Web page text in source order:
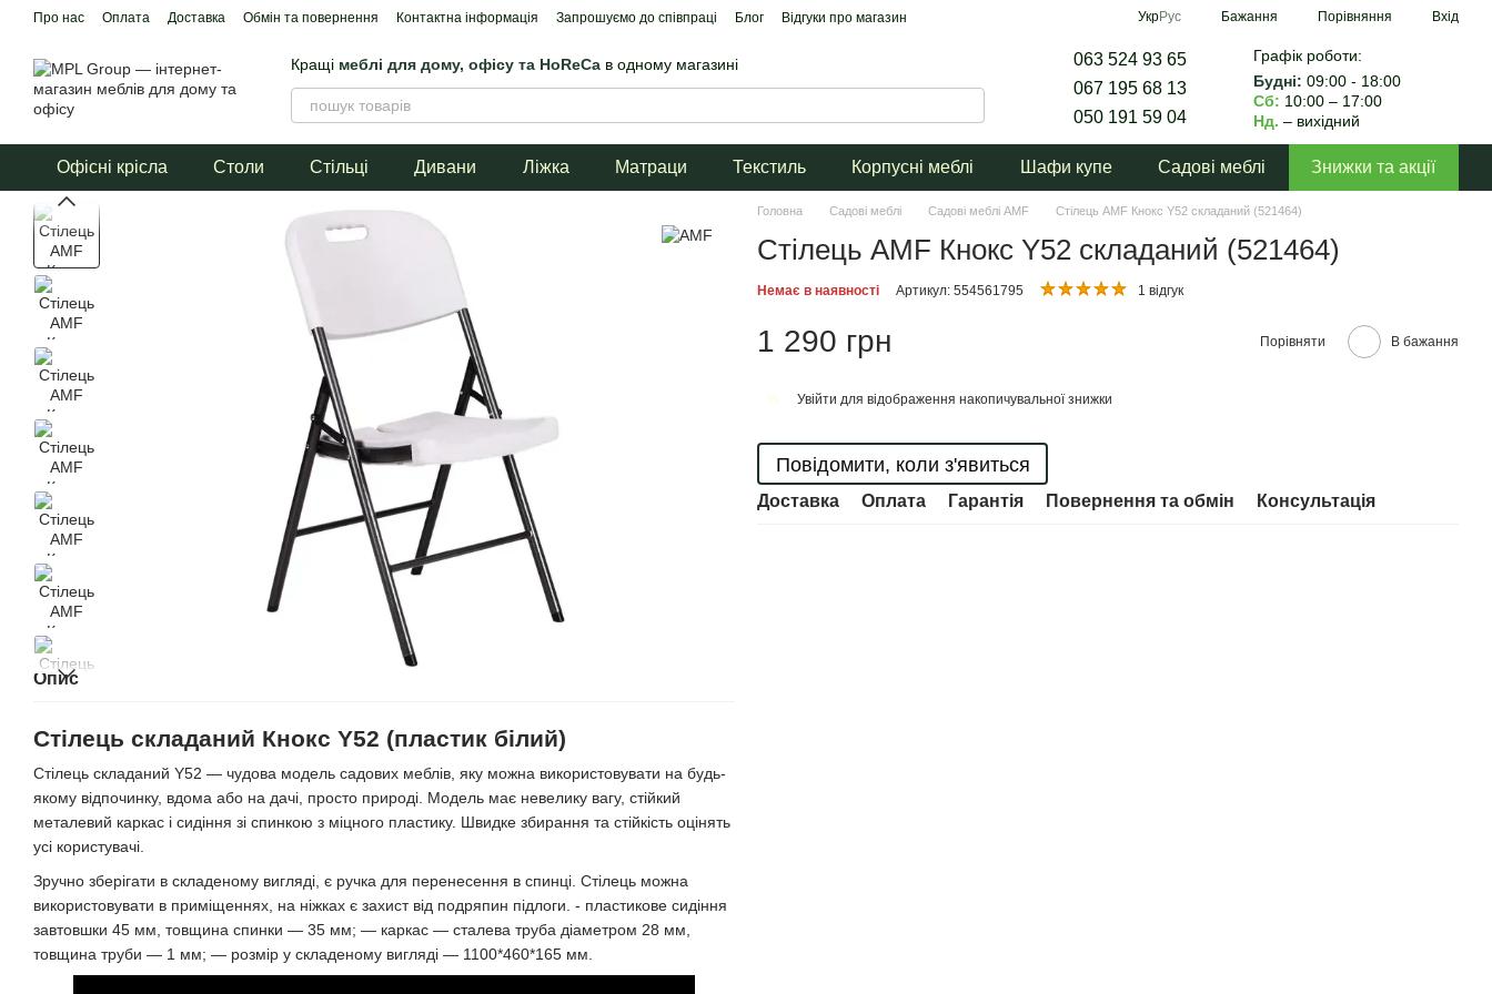
Перейти до основного контенту
Про нас Оплата Доставка Обмін та повернення Контактна інформація Запрошуємо до співпраці Блог Відгуки про магазин УкрРус Бажання Порівняння Вхід
Кращі меблі для дому, офісу та HoReCa в одному магазині
063 524 93 65
067 195 68 13
050 191 59 04
Графік роботи:
Будні: 09:00 - 18:00
Сб: 10:00 – 17:00
Нд. – вихідний
Офісні крісла Столи Стільці Дивани Ліжка Матраци Текстиль Корпусні меблі Шафи купе Садові меблі Знижки та акції
Опис
Стілець складаний Кнокс Y52 (пластик білий)
Стілець складаний Y52 — чудова модель садових меблів, яку можна використовувати на будь-
якому відпочинку, вдома або на дачі, просто природі. Модель має невелику вагу, стійкий
металевий каркас і сидіння зі спинкою з міцного пластику. Швидке збирання та стійкість оцінять
усі користувачі.
Зручно зберігати в складеному вигляді, є ручка для перенесення в спинці. Стілець можна
використовувати в приміщеннях, на ніжках є захист від подряпин підлоги. - пластикове сидіння
завтовшки 45 мм, товщина спинки — 35 мм; — каркас — сталева труба діаметром 28 мм,
товщина труби — 1 мм; — розмір у складеному вигляді — 1100*460*165 мм.
Головна Садові меблі Садові меблі AMF Стілець AMF Кнокс Y52 складаний (521464)
Стілець AMF Кнокс Y52 складаний (521464)
Немає в наявності Артикул: 554561795 1 відгук
1 290 грн Порівняти В бажання
% Увійти для відображення накопичувальної знижки
Повідомити, коли з'явиться
Доставка Оплата Гарантія Повернення та обмін Консультація